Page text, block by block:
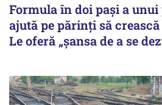
Formula în doi pași a
ajută pe părinți să
Le oferă „șansa de a se